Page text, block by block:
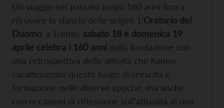
Un viaggio nel passato lungo 160 anni fino a
ritrovare lo slancio delle origini. L’Oratorio del
Duomo , a Trento, sabato 18 e domenica 19
aprile celebra i 160 anni dalla fondazione con
una retrospettiva delle attività che hanno
caratterizzato questo luogo di crescita e
formazione nelle diverse epoche, ma anche
con occasioni di riflessione sull’attualità di una